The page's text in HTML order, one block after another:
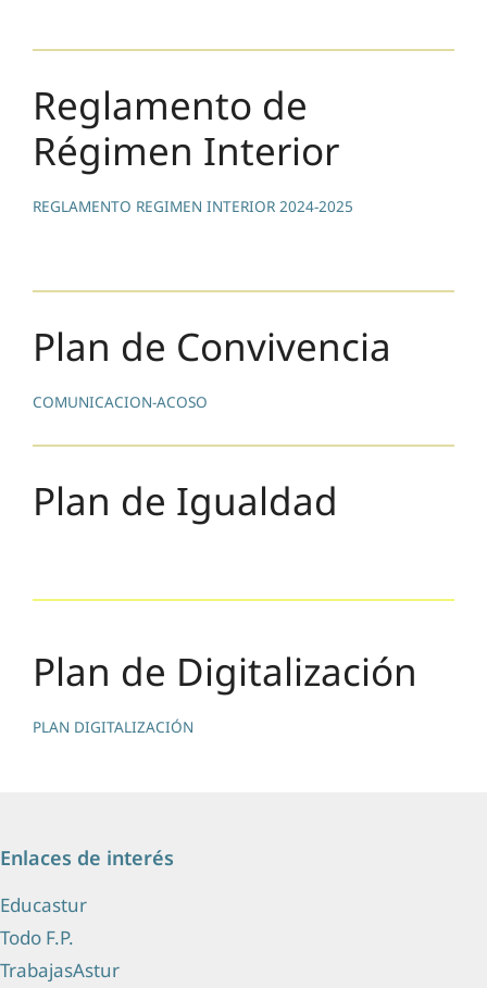
Reglamento de
Régimen Interior
REGLAMENTO REGIMEN INTERIOR 2024-2025
Plan de Convivencia
COMUNICACION-ACOSO
Plan de Igualdad
Plan de Digitalización
PLAN DIGITALIZACIÓN
Enlaces de interés
Educastur
Todo F.P.
TrabajasAstur